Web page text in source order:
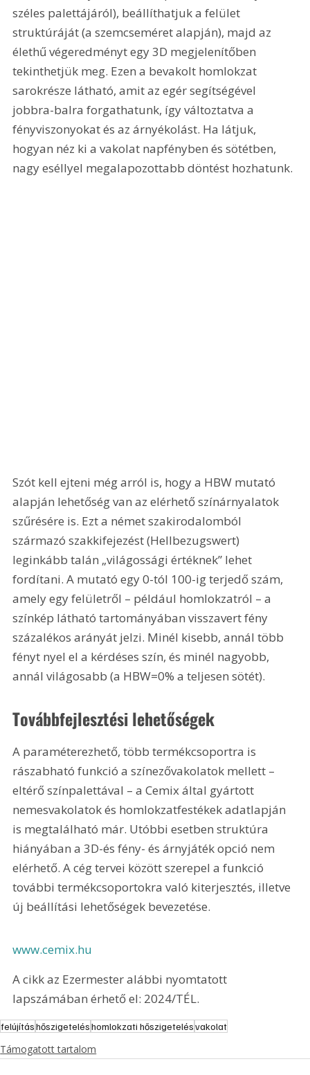
széles palettájáról), beállíthatjuk a felület
struktúráját (a szemcseméret alapján), majd az
élethű végeredményt egy 3D megjelenítőben
tekinthetjük meg. Ezen a bevakolt homlokzat
sarokrésze látható, amit az egér segítségével
jobbra-balra forgathatunk, így változtatva a
fényviszonyokat és az árnyékolást. Ha látjuk,
hogyan néz ki a vakolat napfényben és sötétben,
nagy eséllyel megalapozottabb döntést hozhatunk.
Szót kell ejteni még arról is, hogy a HBW mutató
alapján lehetőség van az elérhető színárnyalatok
szűrésére is. Ezt a német szakirodalomból
származó szakkifejezést (Hellbezugswert)
leginkább talán „világossági értéknek” lehet
fordítani. A mutató egy 0-tól 100-ig terjedő szám,
amely egy felületről – például homlokzatról – a
színkép látható tartományában visszavert fény
százalékos arányát jelzi. Minél kisebb, annál több
fényt nyel el a kérdéses szín, és minél nagyobb,
annál világosabb (a HBW=0% a teljesen sötét).
Továbbfejlesztési lehetőségek
A paraméterezhető, több termékcsoportra is
rászabható funkció a színezővakolatok mellett –
eltérő színpalettával – a Cemix által gyártott
nemesvakolatok és homlokzatfestékek adatlapján
is megtalálható már. Utóbbi esetben struktúra
hiányában a 3D-és fény- és árnyjáték opció nem
elérhető. A cég tervei között szerepel a funkció
további termékcsoportokra való kiterjesztés, illetve
új beállítási lehetőségek bevezetése.
www.cemix.hu
A cikk az Ezermester alábbi nyomtatott
lapszámában érhető el: 2024/TÉL.
felújításhőszigeteléshomlokzati hőszigetelésvakolat
Támogatott tartalom